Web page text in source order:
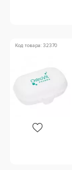
Код товара: 32370